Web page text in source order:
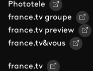
Phototele
france.tv groupe
france.tv preview
france.tv&vous
france.tv